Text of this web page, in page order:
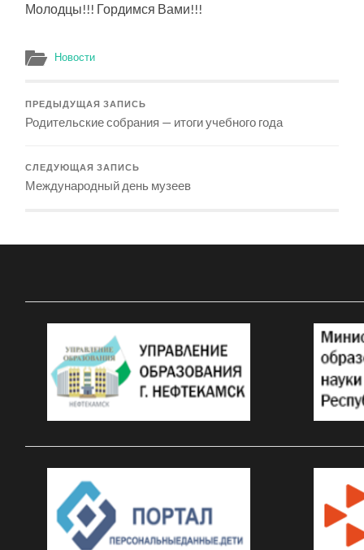
Молодцы!!! Гордимся Вами!!!
Новости
ПРЕДЫДУЩАЯ ЗАПИСЬ
Родительские собрания — итоги учебного года
СЛЕДУЮЩАЯ ЗАПИСЬ
Международный день музеев